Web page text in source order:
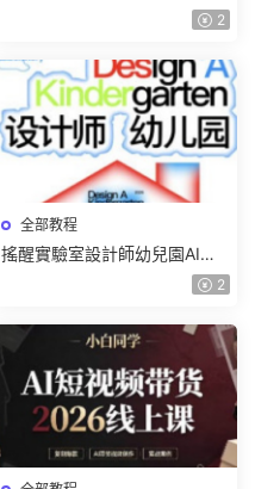
2
全部教程
搖醒實驗室設計師幼兒園AI軟
件基礎課2025【畫質不錯有素
2